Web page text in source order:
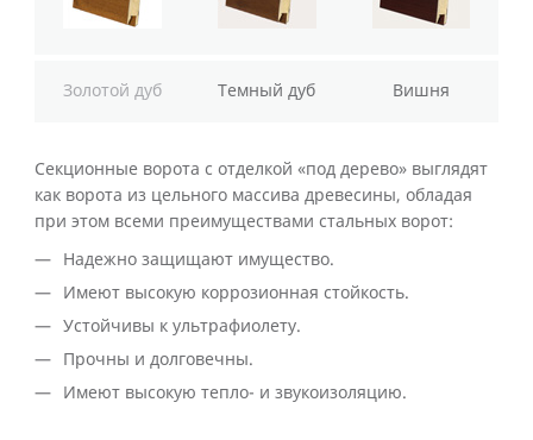
Золотой дуб Темный дуб Вишня
Секционные ворота с отделкой «под дерево» выглядят
как ворота из цельного массива древесины, обладая
при этом всеми преимуществами стальных ворот:
Надежно защищают имущество.
Имеют высокую коррозионная стойкость.
Устойчивы к ультрафиолету.
Прочны и долговечны.
Имеют высокую тепло- и звукоизоляцию.